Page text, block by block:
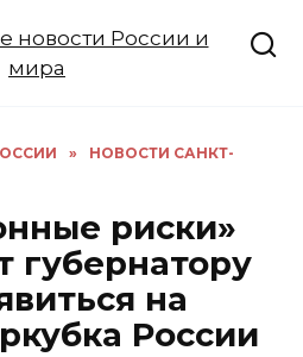
»
НОВОСТИ САНКТ-
риски»
губернатору
на
России